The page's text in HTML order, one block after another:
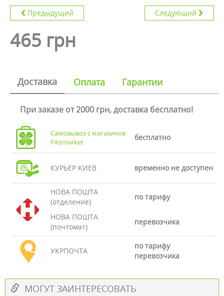
Предыдущий Следующий
465 грн
Доставка Оплата Гарантии
При заказе от 2000 грн, доставка бесплатно!
Самовывоз с магазинов
Fitomarket
бесплатно
КУРЬЕР КИЕВ временно не доступен
НОВА ПОШТА
(отделение)
по тарифу
НОВА ПОШТА
(почтомат)
перевозчика
УКРПОЧТА
по тарифу
перевозчика
МОГУТ ЗАИНТЕРЕСОВАТЬ